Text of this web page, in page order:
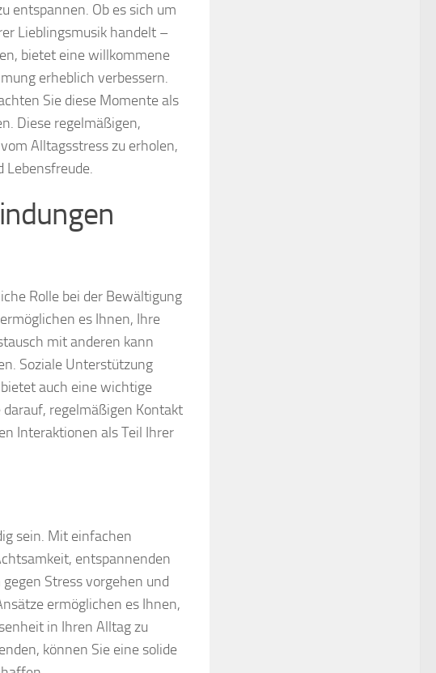
entspannen. Ob es sich um
Lieblingsmusik handelt –
bietet eine willkommene
erheblich verbessern.
Sie diese Momente als
Diese regelmäßigen,
Alltagsstress zu erholen,
Lebensfreude.
Rolle bei der Bewältigung
es Ihnen, Ihre
mit anderen kann
Soziale Unterstützung
auch eine wichtige
regelmäßigen Kontakt
Interaktionen als Teil Ihrer
sein. Mit einfachen
entspannenden
Stress vorgehen und
ermöglichen es Ihnen,
in Ihren Alltag zu
können Sie eine solide